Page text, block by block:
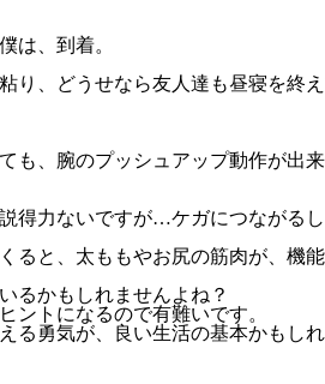
は、到着。
り、どうせなら友人達も昼寝を終
も、腕のプッシュアップ動作が
力ないですが…ケガにつながる
と、太ももやお尻の筋肉が、機
るかもしれませんよね？
ントになるので有難いです。
勇気が、良い生活の基本かもしれ